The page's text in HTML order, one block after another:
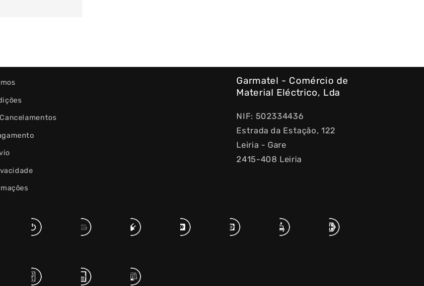
Garmatel - Comércio de
Material Eléctrico, Lda
NIF: 502334436
Estrada da Estação, 122
Leiria - Gare
2415-408 Leiria